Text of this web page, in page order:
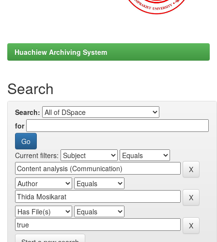
Huachiew Archiving System
Search
Search:
for
Current filters: